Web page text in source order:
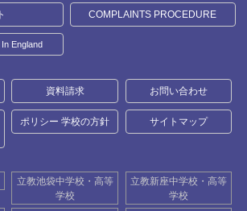
COMPLAINTS PROCEDURE
England
資料請求 お問い合わせ
ポリシー 学校の方針 サイトマップ
立教池袋中学校・高等
学校
立教新座中学校・高等
学校